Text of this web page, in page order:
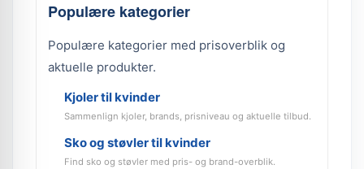
Populære kategorier
Populære kategorier med prisoverblik og
aktuelle produkter.
Kjoler til kvinder
Sammenlign kjoler, brands, prisniveau og aktuelle tilbud.
Sko og støvler til kvinder
Find sko og støvler med pris- og brand-overblik.